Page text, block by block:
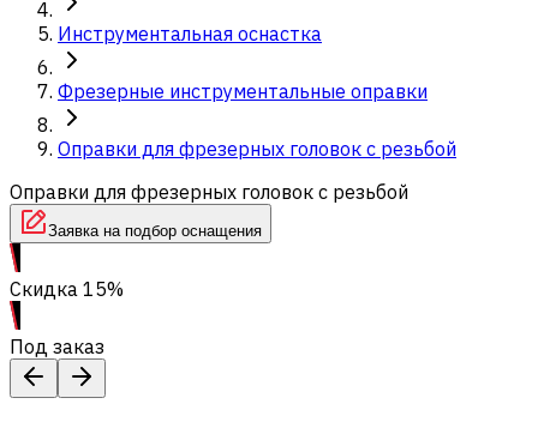
Инструментальная оснастка
Фрезерные инструментальные оправки
Оправки для фрезерных головок с резьбой
Оправки для фрезерных головок с резьбой
Заявка на подбор оснащения
Скидка 15%
Под заказ